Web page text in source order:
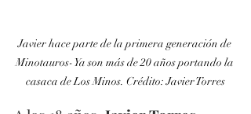
Javier hace parte de la primera generación de
Minotauros- Ya son más de 20 años portando la
casaca de Los Minos. Crédito: Javier Torres